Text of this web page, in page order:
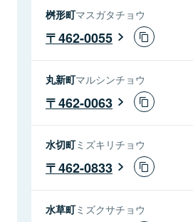
桝形町マスガタチョウ
462-0055
丸新町マルシンチョウ
462-0063
水切町ミズキリチョウ
462-0833
水草町ミズクサチョウ